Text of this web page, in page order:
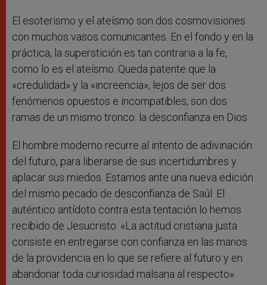
El esoterismo y el ateísmo son dos cosmovisiones
con muchos vasos comunicantes. En el fondo y en la
práctica, la superstición es tan contraria a la fe,
como lo es el ateísmo. Queda patente que la
«credulidad» y la «increencia», lejos de ser dos
fenómenos opuestos e incompatibles, son dos
ramas de un mismo tronco: la desconfianza en Dios.
El hombre moderno recurre al intento de adivinación
del futuro, para liberarse de sus incertidumbres y
aplacar sus miedos. Estamos ante una nueva edición
del mismo pecado de desconfianza de Saúl. El
auténtico antídoto contra esta tentación lo hemos
recibido de Jesucristo: «La actitud cristiana justa
consiste en entregarse con confianza en las manos
de la providencia en lo que se refiere al futuro y en
abandonar toda curiosidad malsana al respecto»